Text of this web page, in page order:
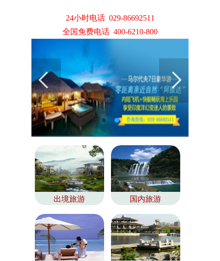
24小时电话 029-86692511
全国免费电话 400-6210-800
出境旅游 国内旅游